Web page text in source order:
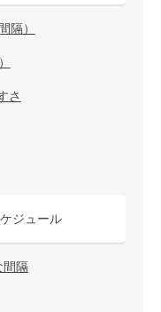
隔）
さ
ジュール
間隔